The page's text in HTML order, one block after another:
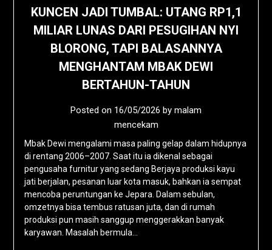
KUNCEN JADI TUMBAL: UTANG RP1,1
MILIAR LUNAS DARI PESUGIHAN NYI
BLORONG, TAPI BALASANNYA
MENGHANTAM MBAK DEWI
BERTAHUN-TAHUN
Posted on 16/05/2026 by malam
mencekam
Mbak Dewi mengalami masa paling gelap dalam hidupnya
di rentang 2006–2007. Saat itu ia dikenal sebagai
pengusaha furnitur yang sedang Berjaya produksi kayu
jati berjalan, pesanan luar kota masuk, bahkan ia sempat
mencoba peruntungan ke Jepara. Dalam sebulan,
omzetnya bisa tembus ratusan juta, dan di rumah
produksi pun masih sanggup menggerakkan banyak
karyawan. Masalah bermula…